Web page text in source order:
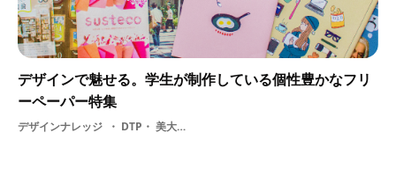
デザインで魅せる。学生が制作している個性豊かなフリ
ーペーパー特集
デザインナレッジ DTP・ 美大生・ デザイン・ フリーペーパー・ グラフィックデザイン・ 学生